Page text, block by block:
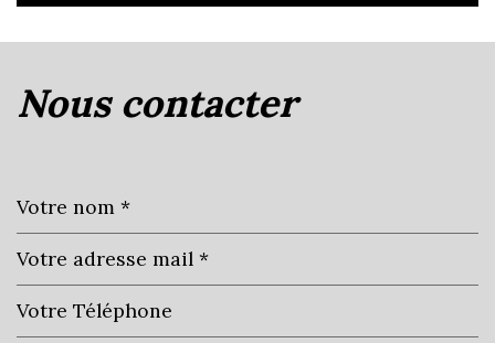
nous contacter